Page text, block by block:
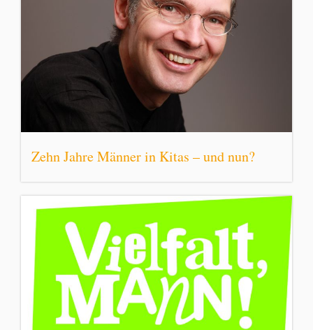
Zehn Jahre Männer in Kitas – und nun?